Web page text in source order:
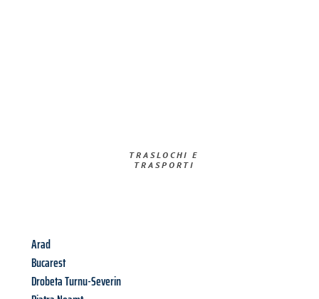
TRASLOCHI E
TRASPORTI​
Arad
Bucarest
Drobeta Turnu-Severin